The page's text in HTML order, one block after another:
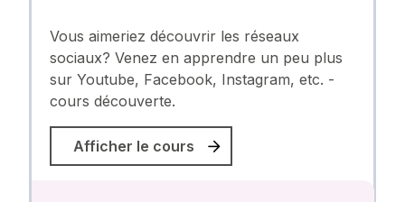
Vous aimeriez découvrir les réseaux
sociaux? Venez en apprendre un peu plus
sur Youtube, Facebook, Instagram, etc. -
cours découverte.
Afficher le cours